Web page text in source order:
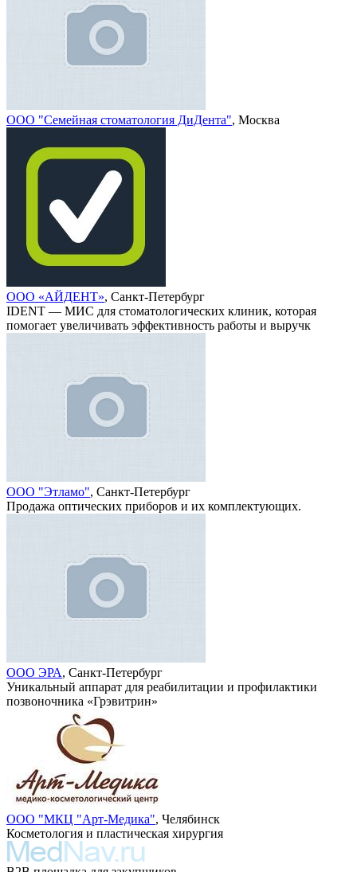
ООО "Семейная стоматология ДиДента", Москва
ООО «АЙДЕНТ», Санкт-Петербург
IDENT — МИС для стоматологических клиник, которая
помогает увеличивать эффективность работы и выручк
ООО "Этламо", Санкт-Петербург
Продажа оптических приборов и их комплектующих.
ООО ЭРА, Санкт-Петербург
Уникальный аппарат для реабилитации и профилактики
позвоночника «Грэвитрин»
ООО "МКЦ "Арт-Медика", Челябинск
Косметология и пластическая хирургия